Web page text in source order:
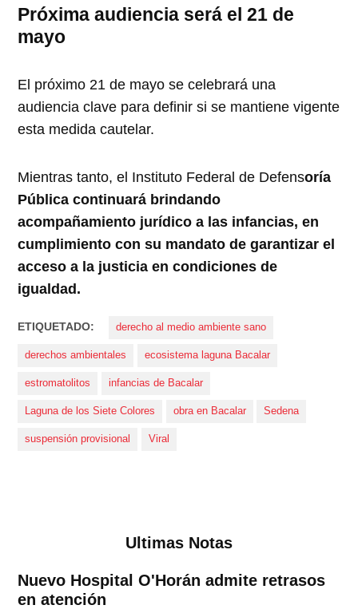
Próxima audiencia será el 21 de
mayo
El próximo 21 de mayo se celebrará una
audiencia clave para definir si se mantiene vigente
esta medida cautelar.
Mientras tanto, el Instituto Federal de Defensoría
Pública continuará brindando
acompañamiento jurídico a las infancias, en
cumplimiento con su mandato de garantizar el
acceso a la justicia en condiciones de
igualdad.
ETIQUETADO: derecho al medio ambiente sano
derechos ambientales ecosistema laguna Bacalar
estromatolitos infancias de Bacalar
Laguna de los Siete Colores obra en Bacalar Sedena
suspensión provisional Viral
Ultimas Notas
Nuevo Hospital O'Horán admite retrasos
en atención